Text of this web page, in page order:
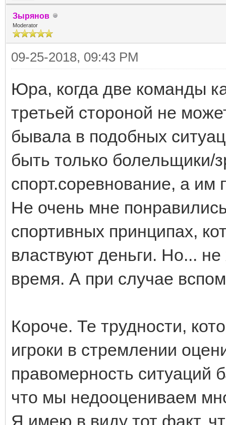
Зырянов
Moderator
09-25-2018, 09:43 PM
Юра, когда две команды
третьей стороной не
бывала в подобных
быть только болельщики/
спорт.соревнование, а им
Не очень мне
спортивных принципах,
властвуют деньги. Но...
время. А при случае
Короче. Те трудности,
игроки в стремлении
правомерность ситуаций
что мы недооцениваем
Я имею в виду тот факт,